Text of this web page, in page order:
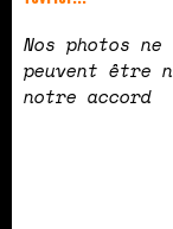
Nos photos
peuvent être
notre accord